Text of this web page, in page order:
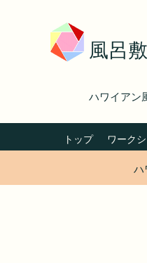
風呂
ハワイアン
トップ ワーク
ハ